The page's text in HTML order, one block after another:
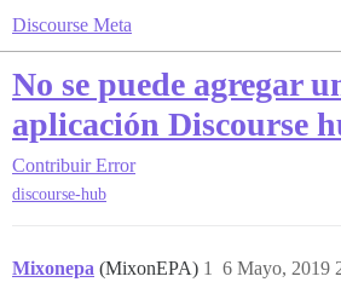
Discourse Meta
No se puede agregar
aplicación Discourse
Contribuir Error
discourse-hub
Mixonepa (MixonEPA) 6 Mayo, 2019
1